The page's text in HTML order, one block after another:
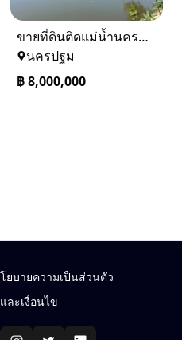
ขายที่ดินติดแม่น้ำนครชัยศรี จ.นครปฐม ทำเลดี ที่ดินถมแล้ว
นครปฐม
฿8,000,000
ยบายความเป็นส่วนตัว
ละเงื่อนไข